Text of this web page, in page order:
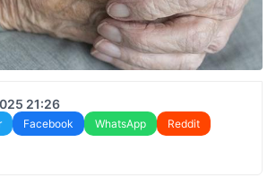
21:26
Facebook WhatsApp
Reddit